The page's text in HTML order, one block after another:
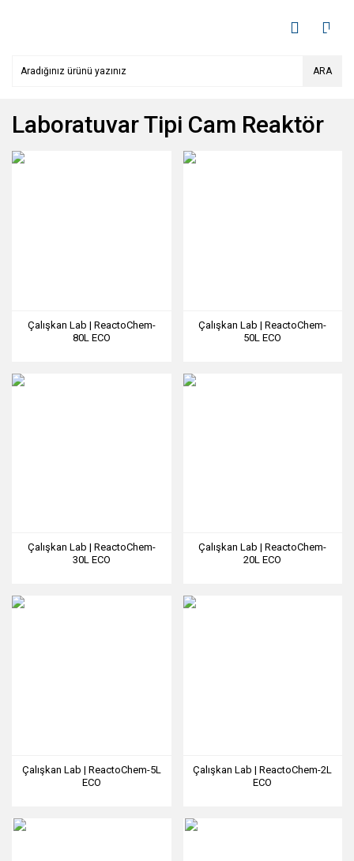
ARA
Laboratuvar Tipi Cam Reaktör
Çalışkan Lab | ReactoChem-
80L ECO
Çalışkan Lab | ReactoChem-
50L ECO
Çalışkan Lab | ReactoChem-
30L ECO
Çalışkan Lab | ReactoChem-
20L ECO
Çalışkan Lab | ReactoChem-5L
ECO
Çalışkan Lab | ReactoChem-2L
ECO